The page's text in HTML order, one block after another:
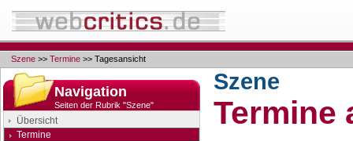
Szene >> Termine >> Tagesansicht
Navigation
Seiten der Rubrik "Szene"
Übersicht
Termine
Szene
Termine